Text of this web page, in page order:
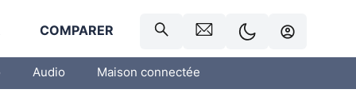
COMPARER
Audio Maison connectée